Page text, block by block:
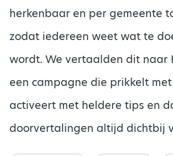
herkenbaar en per gemeente
zodat iedereen weet wat te
wordt. We vertaalden dit naar
een campagne die prikkelt met
activeert met heldere tips en
doorvertalingen altijd dichtbij